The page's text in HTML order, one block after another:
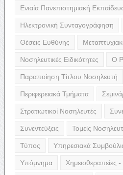
Ενιαία Πανεπιστημιακή
Ηλεκτρονική Συνταγογράφηση
Θέσεις Ευθύνης
Νοσηλευτικές Ειδικότητες Ο
Παραποίηση Τίτλου Νοσηλευτή
Περιφερειακά Τμήματα
Στρατιωτικοί Νοσηλευτές
Συνεντεύξεις Τομείς
Τύπος Υπηρεσιακά
Υπόμνημα Χημειοθεραπείες